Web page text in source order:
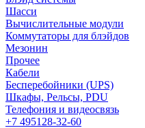
Шасси
Вычислительные модули
Коммутаторы для блэйдов
Мезонин
Прочее
Кабели
Бесперебойники (UPS)
Шкафы, Рельсы, PDU
Телефония и видеосвязь
+7 495128-32-60